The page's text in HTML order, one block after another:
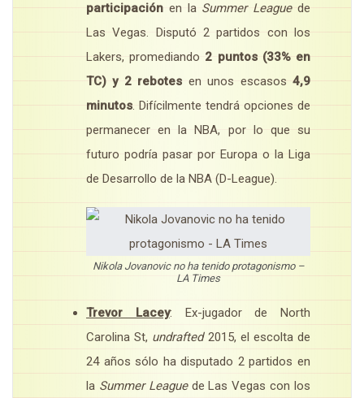
participación en la Summer Leaguede
Las Vegas. Disputó 2 partidos con los
Lakers, promediando 2 puntos (33% en
TC) y 2 rebotes en unos escasos4,9
minutos. Difícilmente tendrá opciones de
permanecer en la NBA, por lo que su
futuro podría pasar por Europa o la Liga
de Desarrollo de la NBA (D-League).
Nikola Jovanovic no ha tenido protagonismo –
LA Times
Trevor Lacey: Ex-jugador de North
Carolina St, undrafted2015, el escolta de
24 años sólo ha disputado 2 partidos en
la Summer Leaguede Las Vegas con los